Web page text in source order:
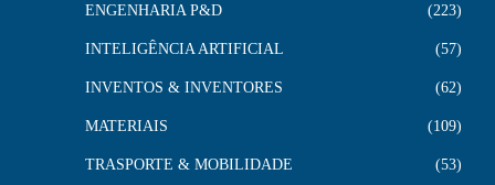
ENGENHARIA P&D 223
INTELIGÊNCIA ARTIFICIAL 57
INVENTOS & INVENTORES 62
MATERIAIS 109
TRASPORTE & MOBILIDADE 53